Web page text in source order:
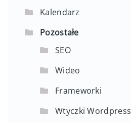
Kalendarz
Pozostałe
SEO
Wideo
Frameworki
Wtyczki Wordpress